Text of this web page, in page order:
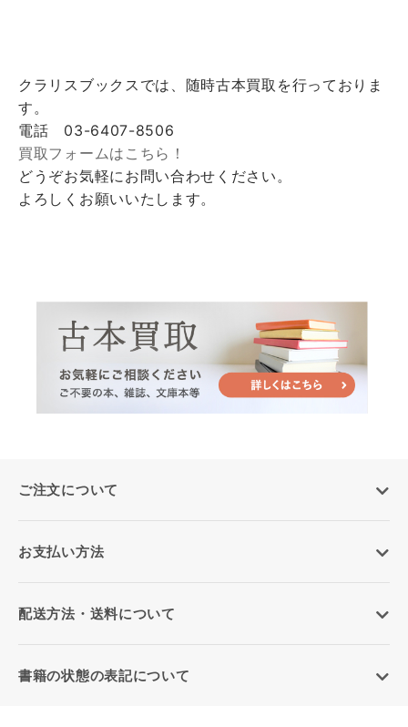
クラリスブックスでは、随時古本買取を行っておりま
す。
電話 03-6407-8506
買取フォームはこちら！
どうぞお気軽にお問い合わせください。
よろしくお願いいたします。
ご注文について
お支払い方法
配送方法・送料について
書籍の状態の表記について